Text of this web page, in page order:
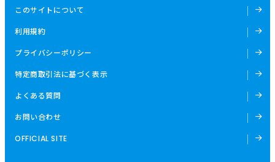
このサイトについて
利用規約
プライバシーポリシー
特定商取引法に基づく表示
よくある質問
お問い合わせ
OFFICIAL SITE